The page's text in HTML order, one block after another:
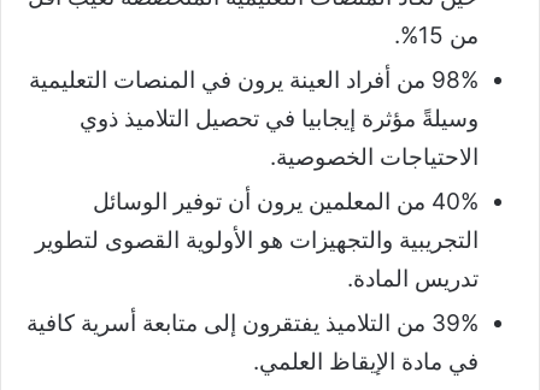
من 15%.
98% من أفراد العينة يرون في المنصات التعليمية
وسيلةً مؤثرة إيجابيا في تحصيل التلاميذ ذوي
الاحتياجات الخصوصية.
40% من المعلمين يرون أن توفير الوسائل
التجريبية والتجهيزات هو الأولوية القصوى لتطوير
تدريس المادة.
39% من التلاميذ يفتقرون إلى متابعة أسرية كافية
في مادة الإيقاظ العلمي.